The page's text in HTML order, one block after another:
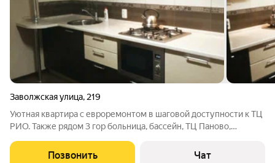
Заволжская улица, 219
Уютная квартира с евроремонтом в шаговой доступности к ТЦ
РИО. Также рядом 3 гор больница, бассейн, ТЦ Паново,
квартиры, стирка и глажка белья после каждого гостя.
Позвонить Чат